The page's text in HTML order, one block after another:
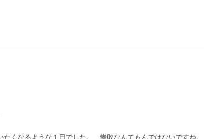
たくなるような１日でした。 惨敗なんてもんではないですね。